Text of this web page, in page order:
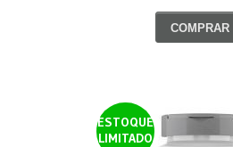
COMPRAR
ESTOQUE
LIMITADO